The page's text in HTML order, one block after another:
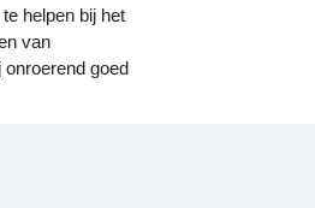
helpen bij het
van
onroerend goed